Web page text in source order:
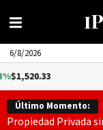
6/8/2026
Último Momento:
Propiedad Privada